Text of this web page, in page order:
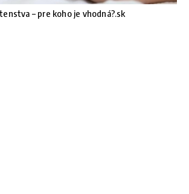
– pre koho je vhodná?.sk